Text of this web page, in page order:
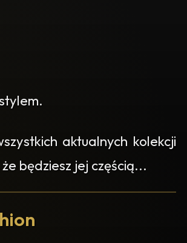
aktualnych kolekcji
będziesz jej częścią...